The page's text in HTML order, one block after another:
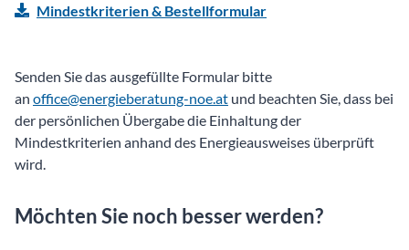
Mindestkriterien & Bestellformular
Senden Sie das ausgefüllte Formular bitte
an office@energieberatung-noe.at und beachten Sie, dass bei
der persönlichen Übergabe die Einhaltung der
Mindestkriterien anhand des Energieausweises überprüft
wird.
Möchten Sie noch besser werden?